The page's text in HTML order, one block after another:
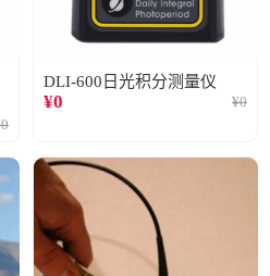
0
DLI-600日光积分测量仪
¥0 ¥0